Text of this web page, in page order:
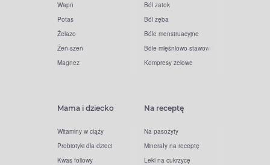
Wapń
Potas
Żelazo
Żeń-szeń
Magnez
Ból zatok
Ból zęba
Bóle menstruacyjne
Bóle mięśniowo-stawowe
Kompresy żelowe
Mama i dziecko
Witaminy w ciąży
Probiotyki dla dzieci
Kwas foliowy
Na receptę
Na pasożyty
Minerały na receptę
Leki na cukrzycę